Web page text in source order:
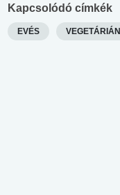
Kapcsolódó címkék
EVÉS